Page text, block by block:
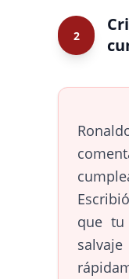
2
que tu